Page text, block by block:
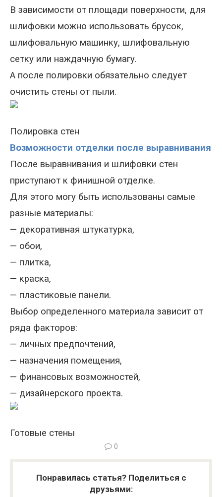
В зависимости от площади поверхности, для
шлифовки можно использовать брусок,
шлифовальную машинку, шлифовальную
сетку или наждачную бумагу.
А после полировки обязательно следует
очистить стены от пыли.
Полировка стен
Возможности отделки после выравнивания
После выравнивания и шлифовки стен
приступают к финишной отделке.
Для этого могу быть использованы самые
разные материалы:
— декоративная штукатурка,
— обои,
— плитка,
— краска,
— пластиковые панели.
Выбор определенного материала зависит от
ряда факторов:
— личных предпочтений,
— назначения помещения,
— финансовых возможностей,
— дизайнерского проекта.
Готовые стены
0
Понравилась статья? Поделиться с
друзьями: